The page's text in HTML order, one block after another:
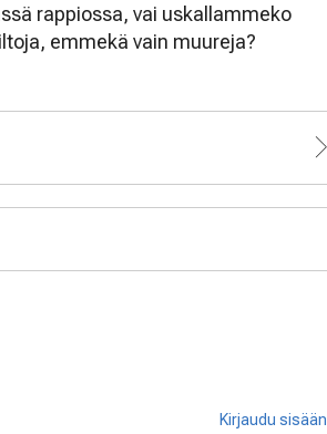
rappiossa, vai uskallammeko
emmekä vain muureja?
Kirjaudu sisään